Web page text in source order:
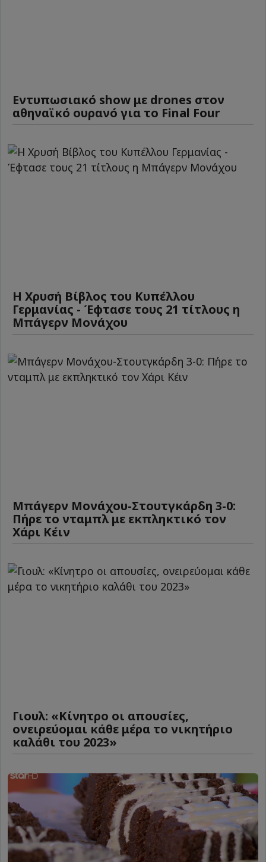
Εντυπωσιακό show με drones στον
αθηναϊκό ουρανό για το Final Four
Η Χρυσή Βίβλος του Κυπέλλου
Γερμανίας - Έφτασε τους 21 τίτλους η
Μπάγερν Μονάχου
Μπάγερν Μονάχου-Στουτγκάρδη 3-0:
Πήρε το νταμπλ με εκπληκτικό τον
Χάρι Κέιν
Γιουλ: «Κίνητρο οι απουσίες,
ονειρεύομαι κάθε μέρα το νικητήριο
καλάθι του 2023»